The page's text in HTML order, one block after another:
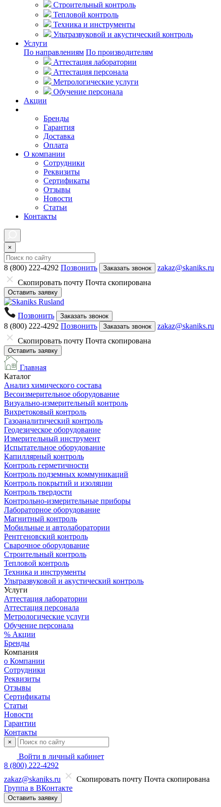
Строительный контроль
Тепловой контроль
Техника и инструменты
Ультразвуковой и акустический контроль
Услуги
По направлениям По производителям
Аттестация лаборатории
Аттестация персонала
Метрологические услуги
Обучение персонала
Акции
Бренды
Гарантия
Доставка
Оплата
О компании
Сотрудники
Реквизиты
Сертификаты
Отзывы
Новости
Статьи
Контакты
×
8 (800) 222-4292 Позвонить Заказать звонок
zakaz@skaniks.ru
Скопировать почту Почта скопирована
Оставить заявку
Позвонить Заказать звонок
8 (800) 222-4292 Позвонить Заказать звонок
zakaz@skaniks.ru
Скопировать почту Почта скопирована
Оставить заявку
Главная
Каталог
Анализ химического состава
Весоизмерительное оборудование
Визуально-измерительный контроль
Вихретоковый контроль
Газоаналитический контроль
Геодезическое оборудование
Измерительный инструмент
Испытательное оборудование
Капиллярный контроль
Контроль герметичности
Контроль подземных коммуникаций
Контроль покрытий и изоляции
Контроль твердости
Контрольно-измерительные приборы
Лабораторное оборудование
Магнитный контроль
Мобильные и автолаборатории
Рентгеновский контроль
Сварочное оборудование
Строительный контроль
Тепловой контроль
Техника и инструменты
Ультразвуковой и акустический контроль
Услуги
Аттестация лаборатории
Аттестация персонала
Метрологические услуги
Обучение персонала
% Акции
Бренды
Компания
о Компании
Сотрудники
Реквизиты
Отзывы
Сертификаты
Статьи
Новости
Гарантии
Контакты
×
Войти в личный кабинет
8 (800) 222-4292
zakaz@skaniks.ru
Скопировать почту Почта скопирована
Группа в ВКонтакте
Оставить заявку